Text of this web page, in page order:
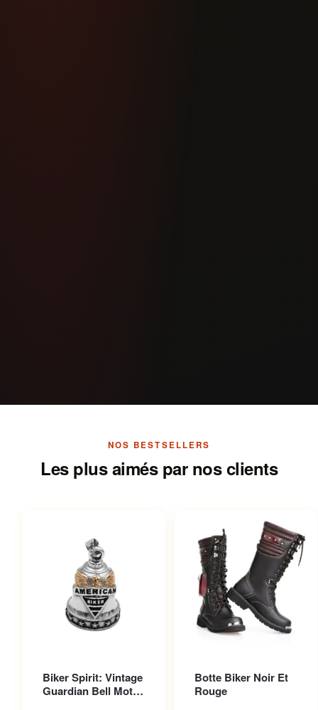
NOS BESTSELLERS
Les plus aimés par nos clients
Biker Spirit: Vintage
Guardian Bell Moto
Botte Biker Noir Et
Rouge